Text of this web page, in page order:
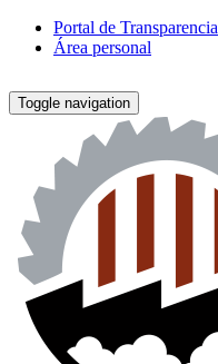
Portal de Transparencia
Área personal
Toggle navigation